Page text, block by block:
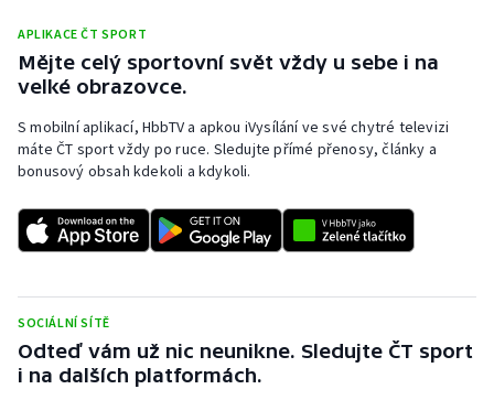
Rychlobruslení
Rychlostní kanoistika
Short track
Sportovní střelba
Veslování
APLIKACE ČT SPORT
Mějte celý sportovní svět vždy u sebe i na
velké obrazovce.
S mobilní aplikací, HbbTV a apkou iVysílání ve své chytré televizi
máte ČT sport vždy po ruce. Sledujte přímé přenosy, články a
bonusový obsah kdekoli a kdykoli.
SOCIÁLNÍ SÍTĚ
Odteď vám už nic neunikne. Sledujte ČT sport
i na dalších platformách.